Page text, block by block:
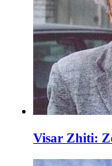
Visar Zhiti: